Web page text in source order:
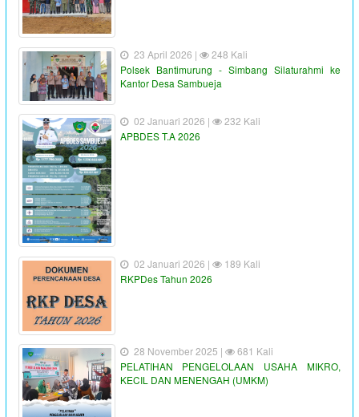
23 April 2026 |
248 Kali
Polsek Bantimurung - Simbang Silaturahmi ke
Kantor Desa Sambueja
02 Januari 2026 |
232 Kali
APBDES T.A 2026
02 Januari 2026 |
189 Kali
RKPDes Tahun 2026
28 November 2025 |
681 Kali
PELATIHAN PENGELOLAAN USAHA MIKRO,
KECIL DAN MENENGAH (UMKM)